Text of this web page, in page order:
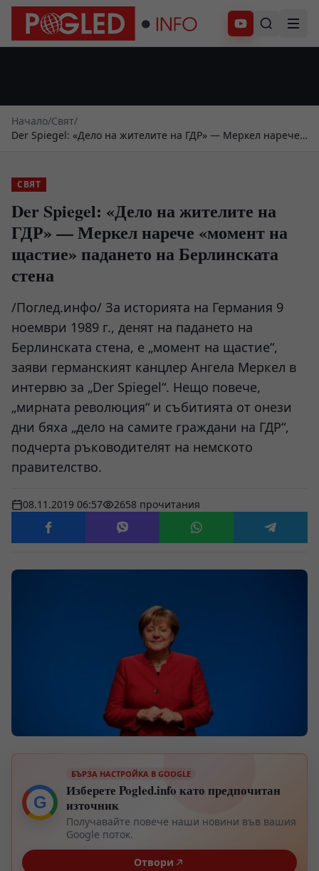
Абонирай се
Начало/Свят/
Der Spiegel: «Дело на жителите на ГДР» — Меркел нарече
СВЯТ
Der Spiegel: «Дело на жителите на
ГДР» — Меркел нарече «момент на
щастие» падането на Берлинската
стена
/Поглед.инфо/ За историята на Германия 9
ноември 1989 г., денят на падането на
Берлинската стена, е „момент на щастие“,
заяви германският канцлер Ангела Меркел в
интервю за „Der Spiegel“. Нещо повече,
„мирната революция“ и събитията от онези
дни бяха „дело на самите граждани на ГДР“,
подчерта ръководителят на немското
правителство.
08.11.2019 06:57 2658 прочитания
G
БЪРЗА НАСТРОЙКА В GOOGLE
Изберете Pogled.info като предпочитан
източник
Получавайте повече наши новини във вашия
Google поток.
Отвори